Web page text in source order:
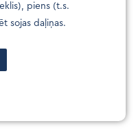
piens (t.s.
sojas daļiņas.